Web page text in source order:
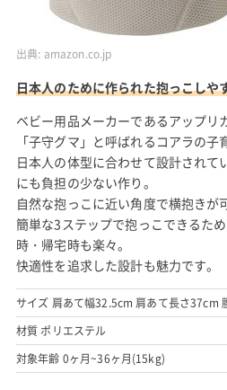
出典: amazon.co.jp
日本人のために作られた抱っこしや
ベビー用品メーカーであるアップリ
「子守グマ」と呼ばれるコアラの子
日本人の体型に合わせて設計されて
にも負担の少ない作り。
自然な抱っこに近い角度で横抱きが
簡単な3ステップで抱っこできるた
時・帰宅時も楽々。
快適性を追求した設計も魅力です。
サイズ 肩あて幅32.5cm 肩あて長さ37cm
材質 ポリエステル
対象年齢 0ヶ月~36ヶ月(15kg)